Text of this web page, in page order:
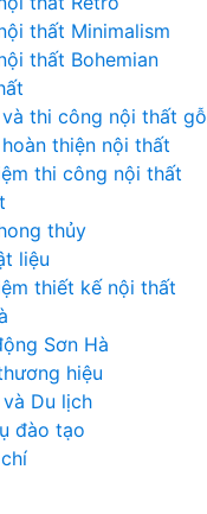
thất Minimalism
thất Bohemian
và thi công nội thất gỗ
thiện nội thất
thi công nội thất
thủy
liệu
thiết kế nội thất
Sơn Hà
hiệu
Du lịch
đào tạo